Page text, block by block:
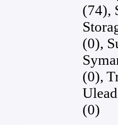
(74),
(0),
(0),
(0)